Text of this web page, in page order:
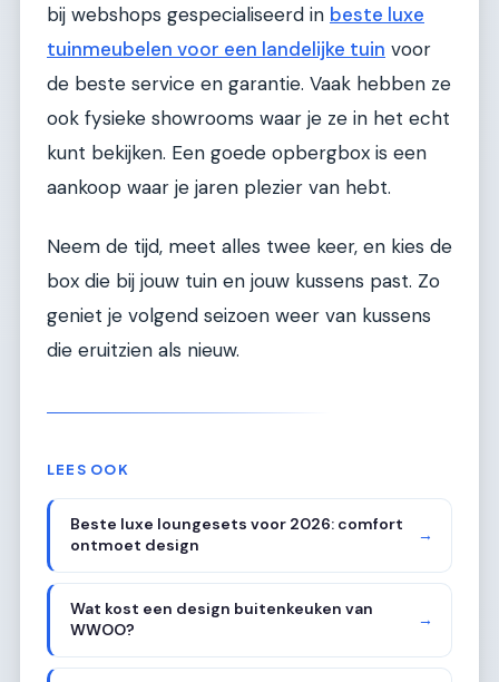
bij webshops gespecialiseerd in beste luxe
tuinmeubelen voor een landelijke tuin voor
de beste service en garantie. Vaak hebben ze
ook fysieke showrooms waar je ze in het echt
kunt bekijken. Een goede opbergbox is een
aankoop waar je jaren plezier van hebt.
Neem de tijd, meet alles twee keer, en kies de
box die bij jouw tuin en jouw kussens past. Zo
geniet je volgend seizoen weer van kussens
die eruitzien als nieuw.
LEES OOK
Beste luxe loungesets voor 2026: comfort
ontmoet design
→
Wat kost een design buitenkeuken van
WWOO?
→